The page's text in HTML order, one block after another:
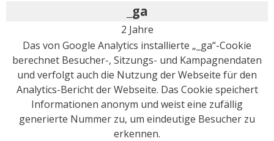
_ga
2 Jahre
Das von Google Analytics installierte „_ga“-Cookie
berechnet Besucher-, Sitzungs- und Kampagnendaten
und verfolgt auch die Nutzung der Webseite für den
Analytics-Bericht der Webseite. Das Cookie speichert
Informationen anonym und weist eine zufällig
generierte Nummer zu, um eindeutige Besucher zu
erkennen.